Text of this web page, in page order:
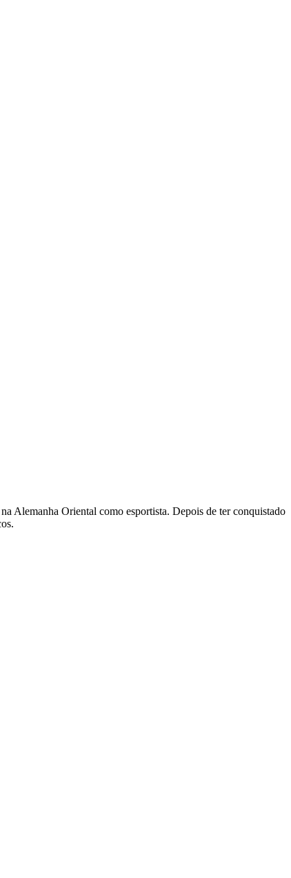
Alemanha Oriental como esportista. Depois de ter conquistado